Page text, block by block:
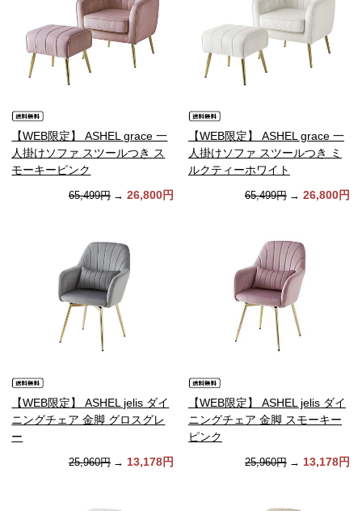
【WEB限定】 ASHEL grace 一
人掛けソファ スツールつき ス
モーキーピンク
65,499円 → 26,800円
【WEB限定】 ASHEL grace 一
人掛けソファ スツールつき ミ
ルクティーホワイト
65,499円 → 26,800円
【WEB限定】 ASHEL jelis ダイ
ニングチェア 金脚 グロスグレ
ー
25,960円 → 13,178円
【WEB限定】 ASHEL jelis ダイ
ニングチェア 金脚 スモーキー
ピンク
25,960円 → 13,178円